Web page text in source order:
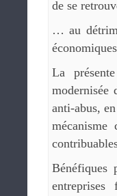
de se
… au
La
modernisée
anti-abus,
Bénéfiques